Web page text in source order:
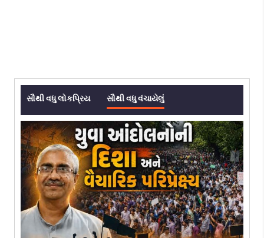
સૌથી વધુ લોકપ્રિય સૌથી વધુ વંચાયેલું